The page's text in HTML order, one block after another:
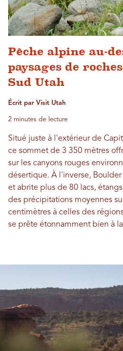
Pêche alpine au-
paysages de
Sud Utah
Écrit par Visit Utah
2 minutes de lecture
Situé juste à l'extérieur de
ce sommet de 3 350 mètres
sur les canyons rouges
désertique. À l'inverse,
et abrite plus de 80 lacs,
des précipitations moyennes
centimètres à celles des
se prête étonnamment bien à